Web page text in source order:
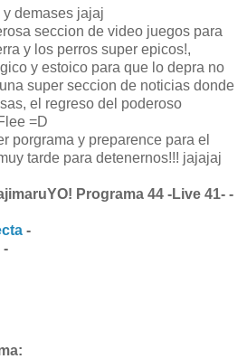
demases jajaj
seccion de video juegos para
y los perros super epicos!,
y estoico para que lo depra no
super seccion de noticias donde
el regreso del poderoso
=D
porgrama y preparence para el
tarde para detenernos!!! jajajaj
Programa 44 -Live 41- -
-
-